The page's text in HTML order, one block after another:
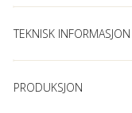
TEKNISK INFORMASJON
PRODUKSJON